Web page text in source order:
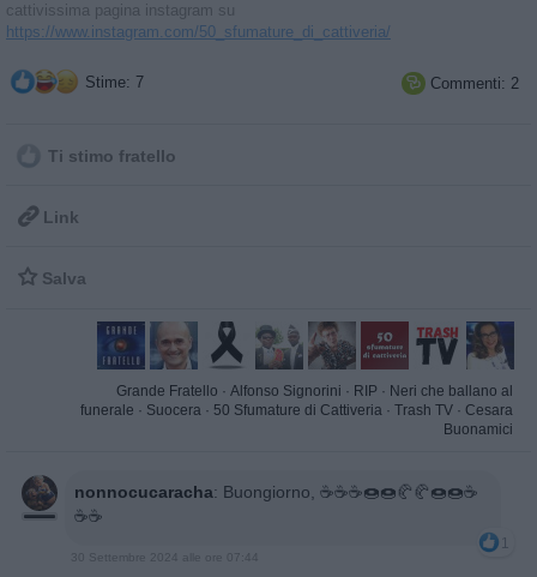
cattivissima pagina instagram su
https://www.instagram.com/50_sfumature_di_cattiveria/
Stime: 7  Commenti: 2
Ti stimo fratello
 Link
 Salva
Grande Fratello · Alfonso Signorini · RIP · Neri che ballano al
funerale · Suocera · 50 Sfumature di Cattiveria · Trash TV · Cesara
Buonamici
nonnocucaracha: Buongiorno, ☕☕☕🍩🍩🥐🥐🍩🍩☕
☕☕
1
30 Settembre 2024 alle ore 07:44